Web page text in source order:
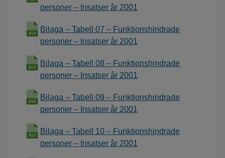
personer – Insatser år 2001
Bilaga – Tabell 07 – Funktionshindrade
personer – Insatser år 2001
Bilaga – Tabell 08 – Funktionshindrade
personer – Insatser år 2001
Bilaga – Tabell 09 – Funktionshindrade
personer – Insatser år 2001
Bilaga – Tabell 10 – Funktionshindrade
personer – Insatser år 2001